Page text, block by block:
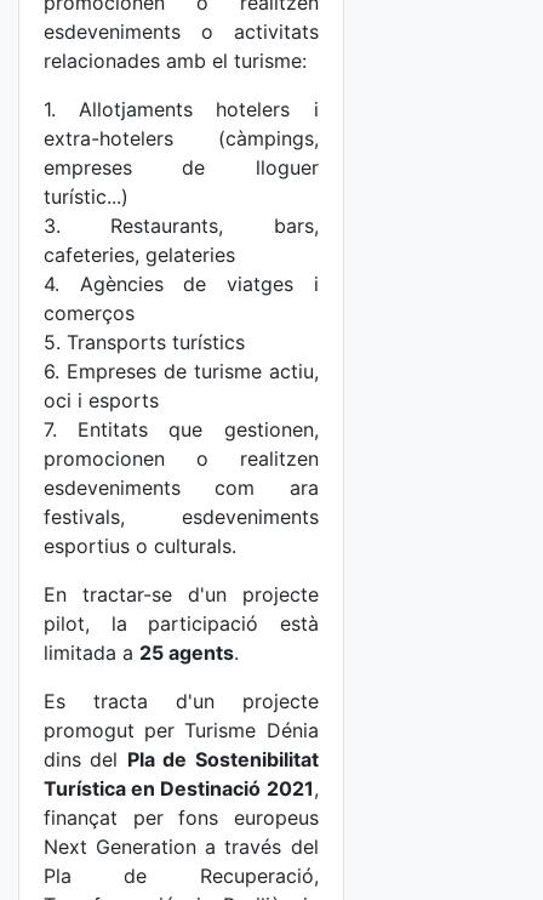
esdeveniments o activitats
relacionades amb el turisme:
1. Allotjaments hotelers i
extra-hotelers (càmpings,
empreses de lloguer
turístic...)
3. Restaurants, bars,
cafeteries, gelateries
4. Agències de viatges i
comerços
5. Transports turístics
6. Empreses de turisme actiu,
oci i esports
7. Entitats que gestionen,
promocionen o realitzen
esdeveniments com ara
festivals, esdeveniments
esportius o culturals.
En tractar-se d'un projecte
pilot, la participació està
limitada a 25 agents.
Es tracta d'un projecte
promogut per Turisme Dénia
dins del Pla de Sostenibilitat
Turística en Destinació 2021,
finançat per fons europeus
Next Generation a través del
Pla de Recuperació,